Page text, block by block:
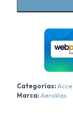
Tank
XL
Mazda
BT50
2023
cantidad
Categorías:
Marca: Aeroklas